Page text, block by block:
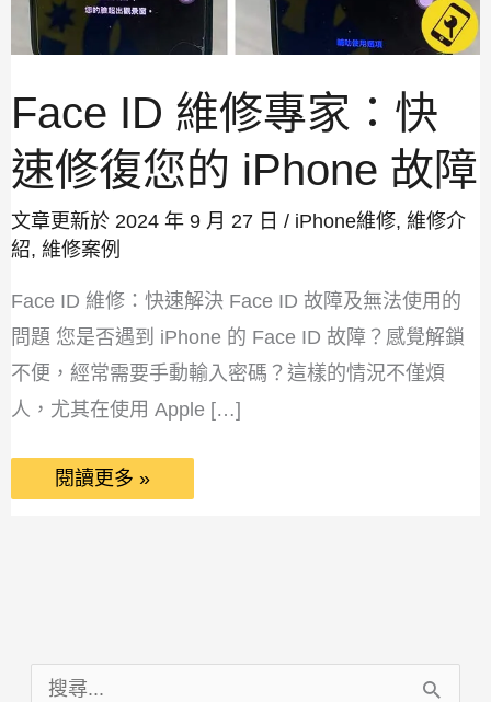
Face ID 維修專家：快
速修復您的 iPhone 故障
文章更新於 2024 年 9 月 27 日 / iPhone維修, 維修介
紹, 維修案例
Face ID 維修：快速解決 Face ID 故障及無法使用的
問題 您是否遇到 iPhone 的 Face ID 故障？感覺解鎖
不便，經常需要手動輸入密碼？這樣的情況不僅煩
人，尤其在使用 Apple […]
閱讀更多 »